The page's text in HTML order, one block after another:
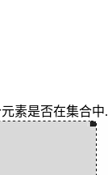
素是否在集合中.